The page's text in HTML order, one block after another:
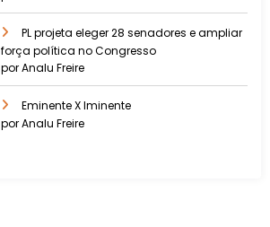
PL projeta eleger 28 senadores e ampliar
força política no Congresso
por Analu Freire
Eminente X Iminente
por Analu Freire